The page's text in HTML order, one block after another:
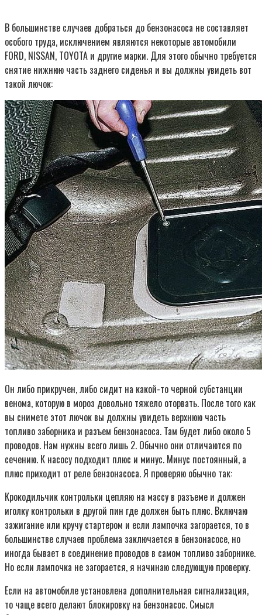
В большинстве случаев добраться до бензонасоса не составляет
особого труда, исключением являются некоторые автомобили
FORD, NISSAN, TOYOTA и другие марки. Для этого обычно требуется
снятие нижнюю часть заднего сиденья и вы должны увидеть вот
такой лючок:
Он либо прикручен, либо сидит на какой-то черной субстанции
венома, которую в мороз довольно тяжело оторвать. После того как
вы снимете этот лючок вы должны увидеть верхнюю часть
топливо заборника и разъем бензонасоса. Там будет либо около 5
проводов. Нам нужны всего лишь 2. Обычно они отличаются по
сечению. К насосу подходит плюс и минус. Минус постоянный, а
плюс приходит от реле бензонасоса. Я проверяю обычно так:
Крокодильчик контрольки цепляю на массу в разъеме и должен
иголку контрольки в другой пин где должен быть плюс. Включаю
зажигание или кручу стартером и если лампочка загорается, то в
большинстве случаев проблема заключается в бензонасосе, но
иногда бывает в соединение проводов в самом топливо заборнике.
Но если лампочка не загорается, я начинаю следующую проверку.
Если на автомобиле установлена дополнительная сигнализация,
то чаще всего делают блокировку на бензонасос. Смысл